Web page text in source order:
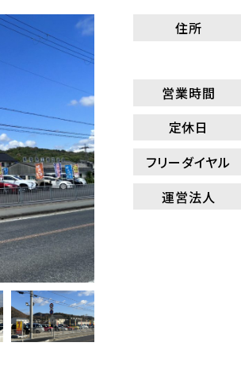
住所
営業時間
定休日
フリーダイヤル
運営法人